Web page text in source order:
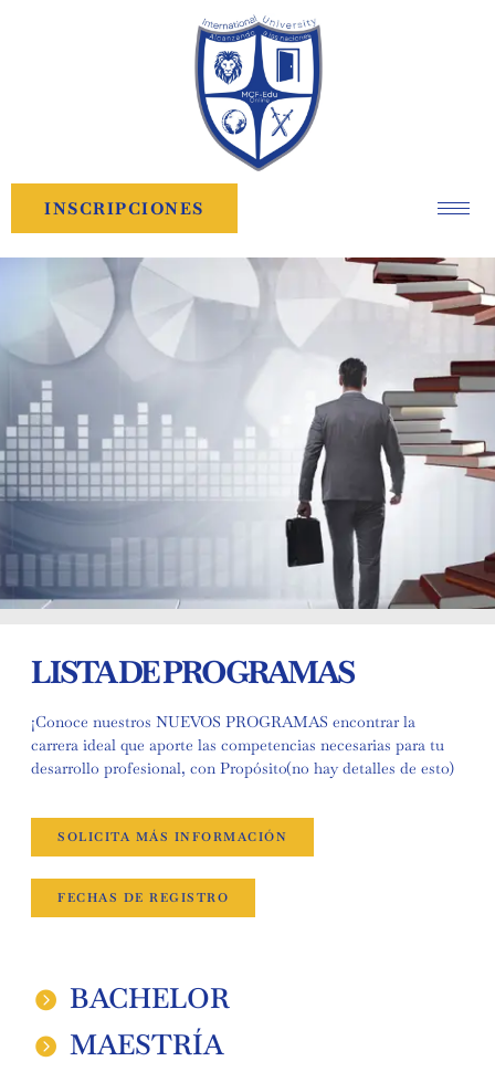
INSCRIPCIONES
LISTA DE PROGRAMAS
¡Conoce nuestros NUEVOS PROGRAMAS encontrar la
carrera ideal que aporte las competencias necesarias para tu
desarrollo profesional, con Propósito(no hay detalles de esto)
SOLICITA MÁS INFORMACIÓN
FECHAS DE REGISTRO
BACHELOR
MAESTRÍA